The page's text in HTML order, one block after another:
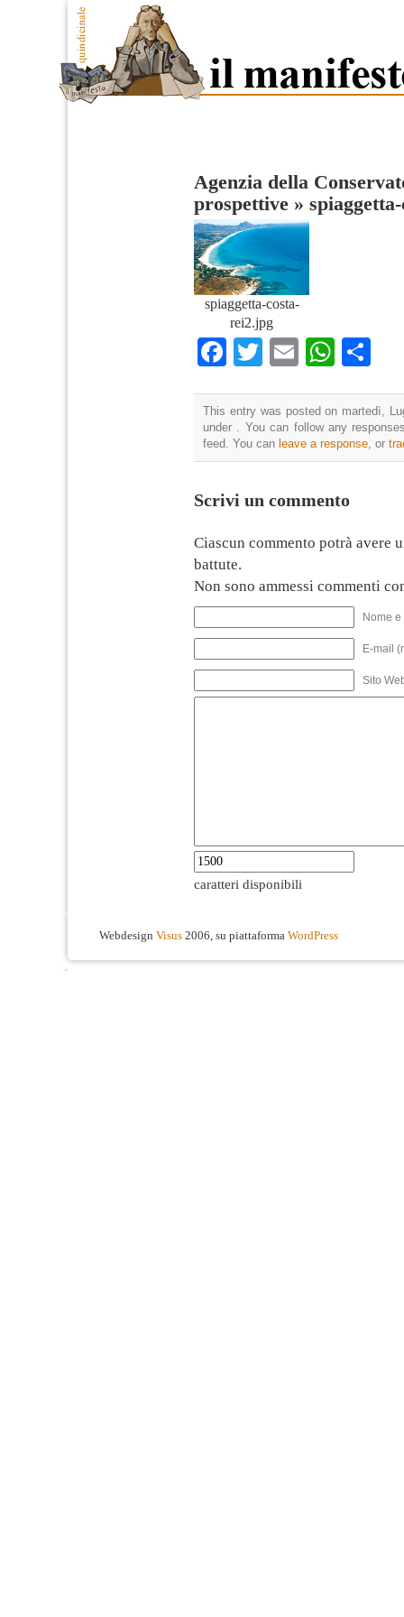
Agenzia della
prospettive »
spiaggetta-costa-
rei2.jpg
Facebook
TwitterEmail
This entry was posted on martedì,
under . You can follow any
feed. You can leave a response, or
Scrivi un commento
Ciascun commento potrà avere
battute.
Non sono ammessi commenti
Nome
E-mail
Sito
caratteri disponibili
Webdesign Visus 2006, su piattaforma WordPress